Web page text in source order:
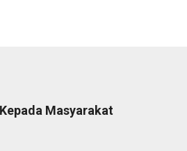
Masyarakat